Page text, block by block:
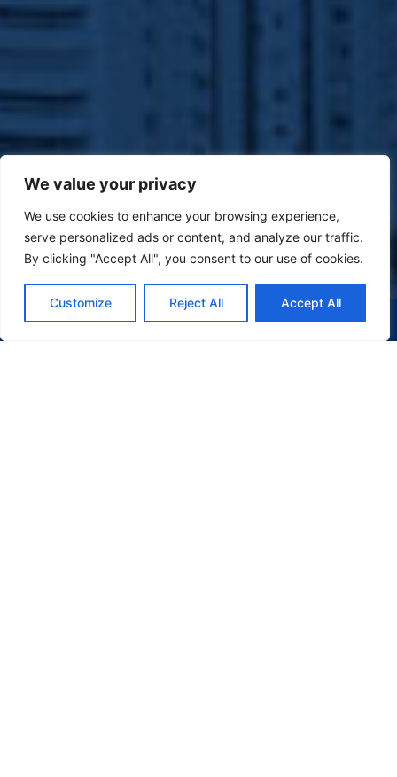
We value your privacy
We use cookies to enhance your browsing experience,
serve personalized ads or content, and analyze our traffic.
By clicking "Accept All", you consent to our use of cookies.
Customize Reject All Accept All
(47) 9 9977-7630